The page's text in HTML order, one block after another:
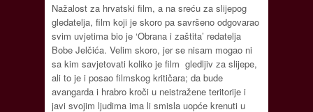
Nažalost za hrvatski film, a na sreću za slijepog
gledatelja, film koji je skoro pa savršeno odgovarao
svim uvjetima bio je ‘Obrana i zaštita’ redatelja
Bobe Jelčića. Velim skoro, jer se nisam mogao ni
sa kim savjetovati koliko je film gledljiv za slijepe,
ali to je i posao filmskog kritičara; da bude
avangarda i hrabro kroči u neistražene teritorije i
javi svojim ljudima ima li smisla uopće krenuti u